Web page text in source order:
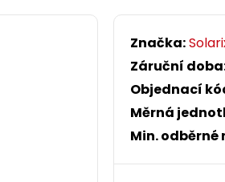
Značka:
Záruční
Objednací
Měrná
Min.